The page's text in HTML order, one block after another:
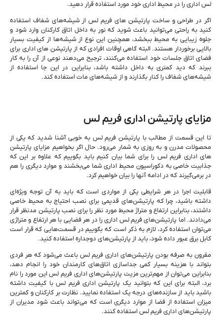
لس اداری را در محیط اداری خود مورد استفاده قرار دهید.
اگر در طراحی و ساخت پارتیشن ‌های فریم لس از شیشه‌های شفاف استفاده
کنید به‌ راحتی می‌توانید باعث شوید که نور به داخل اتاق کارکنان وارد شود و
جلوه زیبایی به محیط ببخشد، همچنین این نوع از شیشه‌ها از کیفیت بسیار
بالایی برخوردار هستند. البته گاهی اوقات افرادی که از پارتیشن ‌های اداری برای
فضای اتاق جلسات خود استفاده می‌کنند، ترجیح می‌دهند نوعی از آن را به کار
ببرند که دید کمتری به داخل داشته باشد، بنابراین در این ‌جا استفاده از
شیشه‌های شفاف را کنار بگذارند و از شیشه‌های مات استفاده کند.
مزایای پارتیشن اداری فریم لس
تا این قسمت از مطالب با پارتیشن فریم لس به ‌خوبی آشنا شدید که یکی از
محصولات مدرن و به ‌روزی به شمار می‌رود. حال اگر بخواهیم مزایای پارتیشن
‌های اداری فریم لس را برای شما بیان کنیم باید بگوییم که علاوه ‌بر این ‌که
جذابیت خاصی به دکوراسیون محیط اداری شما می‌بخشند و موارد دیگری را هم
در برمی‌گیرند که در ادامه آنها را بیان خواهیم کرد.
قابلیت اجرا در هر شرایطی یکی از مواردی است که باید به آن توجه ویژه‌ای
داشته باشید، چرا که پارتیشن‌های قدیمی برای نصب احتیاج به محیط خاصی
داشتند، بنابراین ارتفاع و متراژ محیط مورد نظر را برای نصب پارتیشن مدنظر قرار
می‌دادند. اما پارتیشن‌های فریم لس اداری را در هر فضایی با هر ارتفاع و متراژی
می‌توان استفاده کرد، لازم به ذکر است که بگوییم در قسمت‌هایی که قرار است
کابل برق عبور داده شود، باید از پارتیشن‌‌های دوجداره استفاده کنید.
مقرون به‌ صرفه بودن پارتیشن‌های اداری فریم لس باعث می‌شود که هر فردی
بتواند با هزینه بسیار کمی جداسازی اتاق‌های کارمندان خود را انجام دهد،
بنابراین می‌توان از مهم‌ترین مزیت پارتیشن‌های اداری فریم لس این مورد را نام
برد، البته برای این ‌که بتوانید یک پارتیشن اداری فریم لس با کیفیت داشته
باشید باید از سازنده‌های درجه یک استفاده نمایید. نظارت بر کارکنان و کمترین
میزان استفاده از فضا از موارد دیگری است که می‌تواند باعث شود مدیران از
پارتیشن‌های اداری فریم لس استفاده کنند.